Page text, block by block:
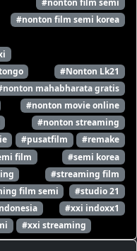
#nonton film semi
#nonton film semi korea
#Nonton Lk21
mahabharata gratis
#nonton movie online
#nonton streaming
#pusatfilm
#remake
film
#semi korea
#streaming film
film semi
#studio 21
#xxi indoxx1
#xxi streaming